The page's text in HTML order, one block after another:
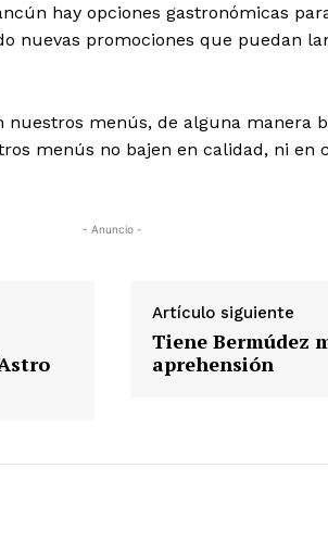
hay opciones gastronómicas
nuevas promociones que puedan
nuestros menús, de alguna manera
menús no bajen en calidad, ni en
- Anuncio -
Artículo siguiente
Tiene Bermúdez
aprehensión